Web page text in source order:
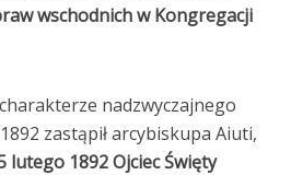
wschodnich w Kongregacji
nadzwyczajnego
zastąpił arcybiskupa Aiuti,
lutego 1892 Ojciec Święty